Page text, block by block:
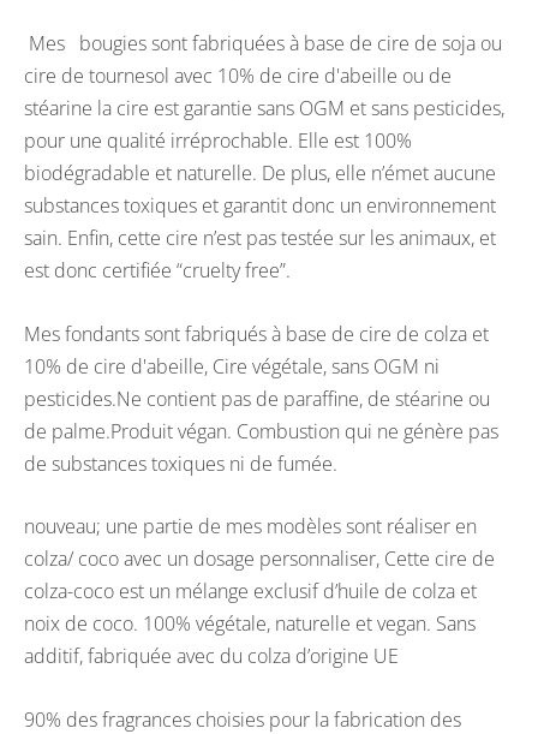
Mes bougies sont fabriquées à base de cire de soja ou
cire de tournesol avec 10% de cire d'abeille ou de
stéarine la cire est garantie sans OGM et sans pesticides,
pour une qualité irréprochable. Elle est 100%
biodégradable et naturelle. De plus, elle n’émet aucune
substances toxiques et garantit donc un environnement
sain. Enfin, cette cire n’est pas testée sur les animaux, et
est donc certifiée “cruelty free”.
Mes fondants sont fabriqués à base de cire de colza et
10% de cire d'abeille, Cire végétale, sans OGM ni
pesticides.Ne contient pas de paraffine, de stéarine ou
de palme.Produit végan. Combustion qui ne génère pas
de substances toxiques ni de fumée.
nouveau; une partie de mes modèles sont réaliser en
colza/ coco avec un dosage personnaliser, Cette cire de
colza-coco est un mélange exclusif d’huile de colza et
noix de coco. 100% végétale, naturelle et vegan. Sans
additif, fabriquée avec du colza d’origine UE
90% des fragrances choisies pour la fabrication des